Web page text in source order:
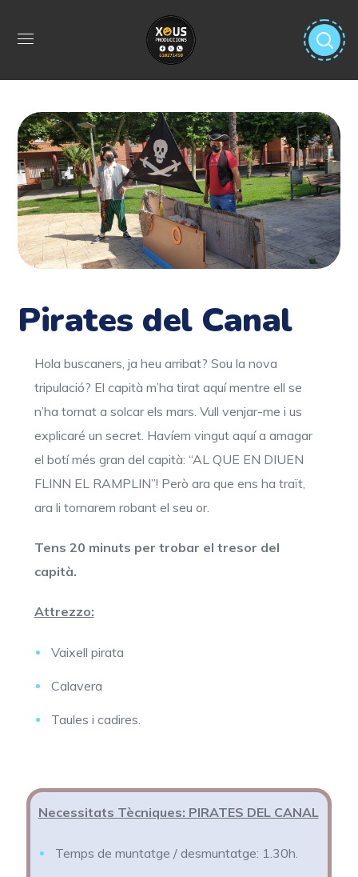
Pirates del Canal
Hola buscaners, ja heu arribat? Sou la nova
tripulació? El capità m’ha tirat aquí mentre ell se
n’ha tornat a solcar els mars. Vull venjar-me i us
explicaré un secret. Havíem vingut aquí a amagar
el botí més gran del capità: “AL QUE EN DIUEN
FLINN EL RAMPLIN”! Però ara que ens ha traït,
ara li tornarem robant el seu or.
Tens 20 minuts per trobar el tresor del
capità.
Attrezzo:
Vaixell pirata
Calavera
Taules i cadires.
Necessitats Tècniques: PIRATES DEL CANAL
Temps de muntatge / desmuntatge: 1.30h.